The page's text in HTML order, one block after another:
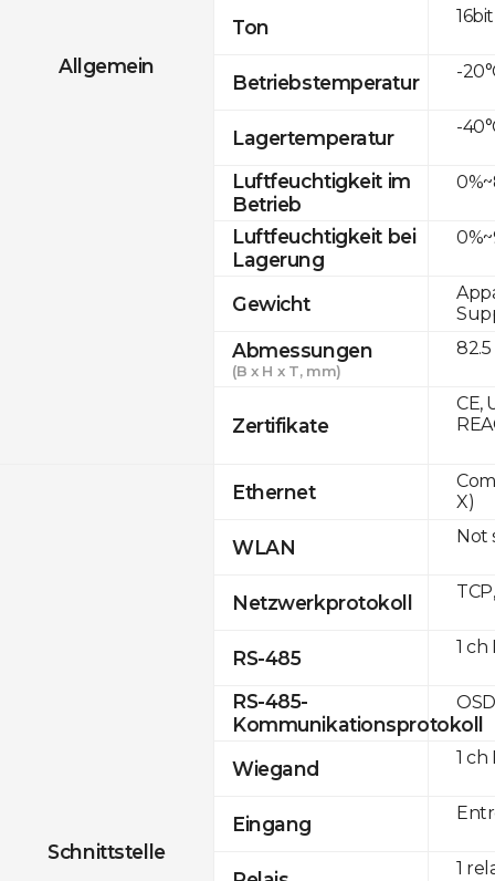
Allgemein
Ton
Betriebstemperatur
Lagertemperatur
Luftfeuchtigkeit im
Betrieb
Luftfeuchtigkeit bei
Lagerung
Gewicht
Abmessungen
(B x H x T, mm)
Zertifikate
Schnittstelle
Ethernet
WLAN
Netzwerkprotokoll
RS-485
RS-485-
Kommunikationsprotokoll
Wiegand
Eingang
16bit
-
-
82.5
CE,
X)
Not
1 ch
1
1